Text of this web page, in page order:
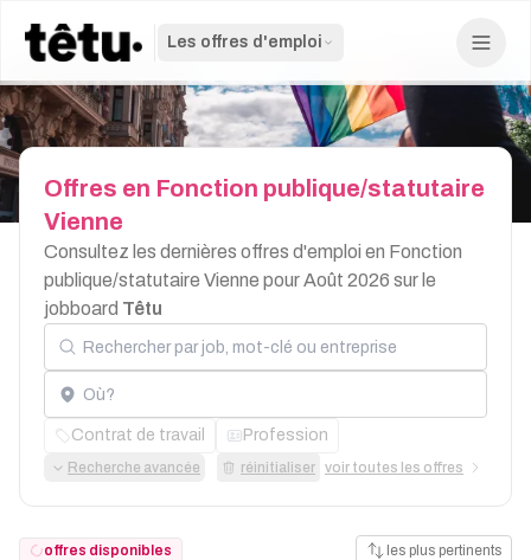
Les offres d'emploi
Offres en Fonction publique/statutaire
Vienne
Consultez les dernières offres d'emploi en Fonction
publique/statutaire Vienne pour Août 2026 sur le
jobboard Têtu
Rechercher par job, mot-clé ou entreprise
Localisation
Contrat de travail Profession
Recherche avancée réinitialiser voir toutes les offres
offres disponibles les plus pertinents